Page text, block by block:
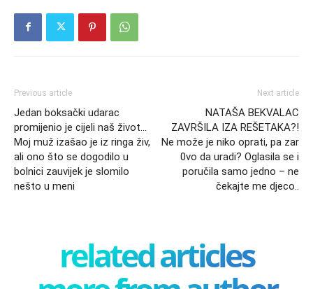
Previous article
Jedan boksački udarac
promijenio je cijeli naš život…
Moj muž izašao je iz ringa živ,
ali ono što se dogodilo u
bolnici zauvijek je slomilo
nešto u meni
Next article
NATAŠA BEKVALAC
ZAVRŠILA IZA REŠETAKA?!
Ne može je niko oprati, pa zar
0vo da uradi? Oglasila se i
poručila samo jedno – ne
čekajte me djeco..
related articles